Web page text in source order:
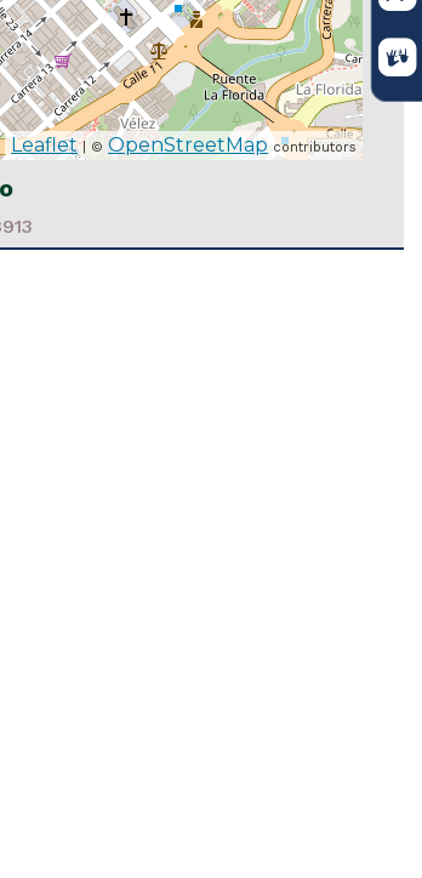
Tutela 63001221400020240001200R041
Leaflet| ©OpenStreetMapcontributors